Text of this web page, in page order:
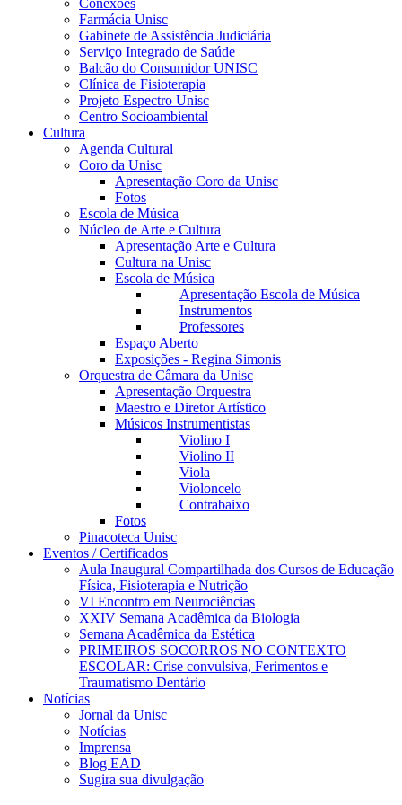
Conexões
Farmácia Unisc
Gabinete de Assistência Judiciária
Serviço Integrado de Saúde
Balcão do Consumidor UNISC
Clínica de Fisioterapia
Projeto Espectro Unisc
Centro Socioambiental
Cultura
Agenda Cultural
Coro da Unisc
Apresentação Coro da Unisc
Fotos
Escola de Música
Núcleo de Arte e Cultura
Apresentação Arte e Cultura
Cultura na Unisc
Escola de Música
Apresentação Escola de Música
Instrumentos
Professores
Espaço Aberto
Exposições - Regina Simonis
Orquestra de Câmara da Unisc
Apresentação Orquestra
Maestro e Diretor Artístico
Músicos Instrumentistas
Violino I
Violino II
Viola
Violoncelo
Contrabaixo
Fotos
Pinacoteca Unisc
Eventos / Certificados
Aula Inaugural Compartilhada dos Cursos de Educação
Física, Fisioterapia e Nutrição
VI Encontro em Neurociências
XXIV Semana Acadêmica da Biologia
Semana Acadêmica da Estética
PRIMEIROS SOCORROS NO CONTEXTO
ESCOLAR: Crise convulsiva, Ferimentos e
Traumatismo Dentário
Notícias
Jornal da Unisc
Notícias
Imprensa
Blog EAD
Sugira sua divulgação